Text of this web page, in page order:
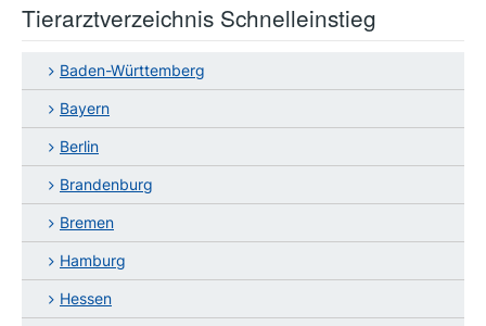
Tierarztverzeichnis Schnelleinstieg
Baden-Württemberg
Bayern
Berlin
Brandenburg
Bremen
Hamburg
Hessen